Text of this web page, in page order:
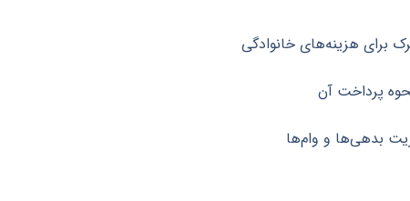
برای هزینه‌های خانوادگی
پرداخت آن
بدهی‌ها و وام‌ها